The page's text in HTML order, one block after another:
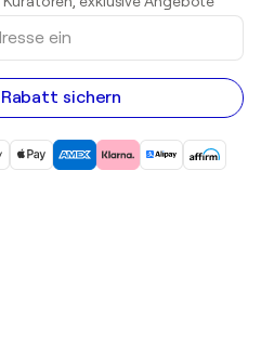
sichern